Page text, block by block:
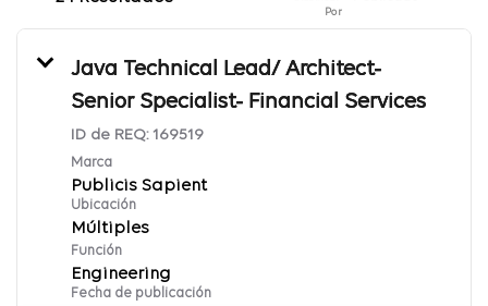
Por
Java Technical Lead/ Architect-
Senior Specialist- Financial Services
ID de REQ: 169519
Marca
Publicis Sapient
Ubicación
Múltiples
Función
Engineering
Fecha de publicación